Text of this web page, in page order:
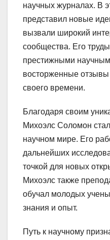
научных журналах. В
представил новые
вызвали широкий
сообщества. Его
престижными
восторженные
своего времени.
Благодаря своим
Михоэлс Соломон
научном мире. Его
дальнейших
точкой для новых
Михоэлс также
обучал молодых
знания и опыт.
Путь к научному